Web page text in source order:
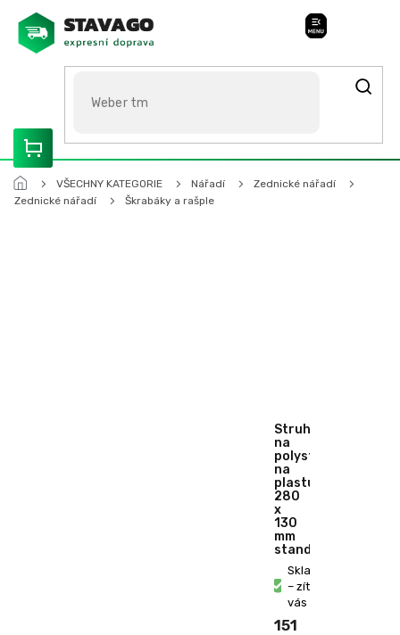
obsah
ROZVÁŽÍME OLOMOUCKO, SVITAVSKO, ŠUMPERSKO, BRNO,
PARDUBICE, HRADEC KRÁLOVÉ
VŠECHNY KATEGORIE Nářadí
Zednické nářadí
Zednické nářadí
Škrabáky a rašple
Struhadlo
na
polystyren
na
plastu
280
x
130
mm
standard
Skladem
– zítra u
vás
151
Stavago Podpora